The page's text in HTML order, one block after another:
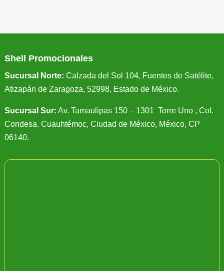
Shell Promocionales
Sucursal Norte: Calzada del Sol 104, Fuentes de Satélite,
Atizapán de Zaragoza, 52998, Estado de México.
Sucursal Sur: Av. Tamaulipas 150 – 1301 Torre Uno , Col.
Condesa. Cuauhtémoc, Ciudad de México, México, CP
06140.